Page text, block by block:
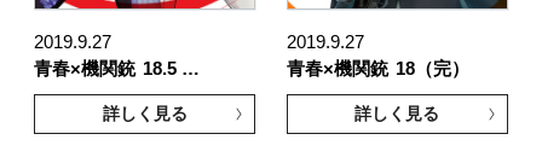
2019.9.27
青春×機関銃 18.5 …
詳しく見る
2019.9.27
青春×機関銃 18（完）
詳しく見る